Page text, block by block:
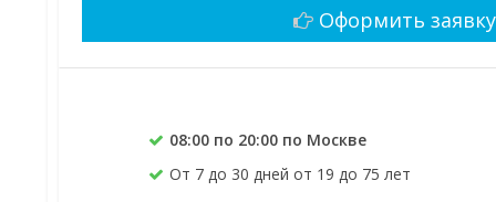
Оформить заявку
08:00 по 20:00 по Москве
От 7 до 30 дней от 19 до 75 лет